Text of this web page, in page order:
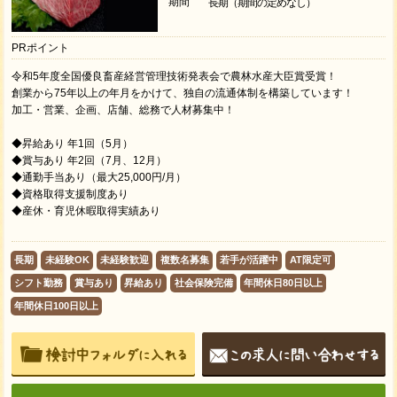
長期（期間の定めなし）
PRポイント
令和5年度全国優良畜産経営管理技術発表会で農林水産大臣賞受賞！
創業から75年以上の年月をかけて、独自の流通体制を構築しています！
加⼯・営業、企画、店舗、総務で人材募集中！
◆昇給あり 年1回（5月）
◆賞与あり 年2回（7月、12月）
◆通勤手当あり（最大25,000円/月）
◆資格取得支援制度あり
◆産休・育児休暇取得実績あり
長期 未経験OK 未経験歓迎 複数名募集 若手が活躍中 AT限定可
シフト勤務 賞与あり 昇給あり 社会保険完備 年間休日80日以上
年間休日100日以上